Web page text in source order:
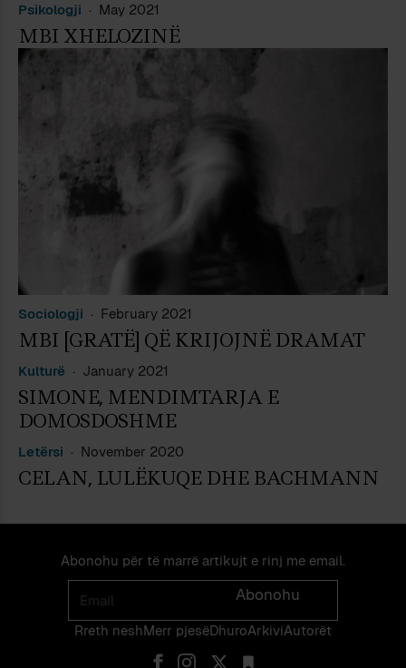
Psikologji May 2021
MBI XHELOZINË
Sociologji February 2021
MBI [GRATË] QË KRIJOJNË DRAMAT
Kulturë January 2021
SIMONE, MENDIMTARJA E
DOMOSDOSHME
Letërsi November 2020
CELAN, LULËKUQE DHE BACHMANN
Abonohu për të marrë artikujt e rinj me email.
Email
Abonohu
Rreth neshMerr pjes​​ë​DhuroArkiviAutorët